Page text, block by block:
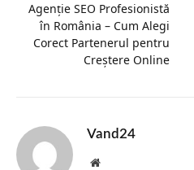
Agenție SEO Profesionistă
în România – Cum Alegi
Corect Partenerul pentru
Creștere Online
Vand24
Website